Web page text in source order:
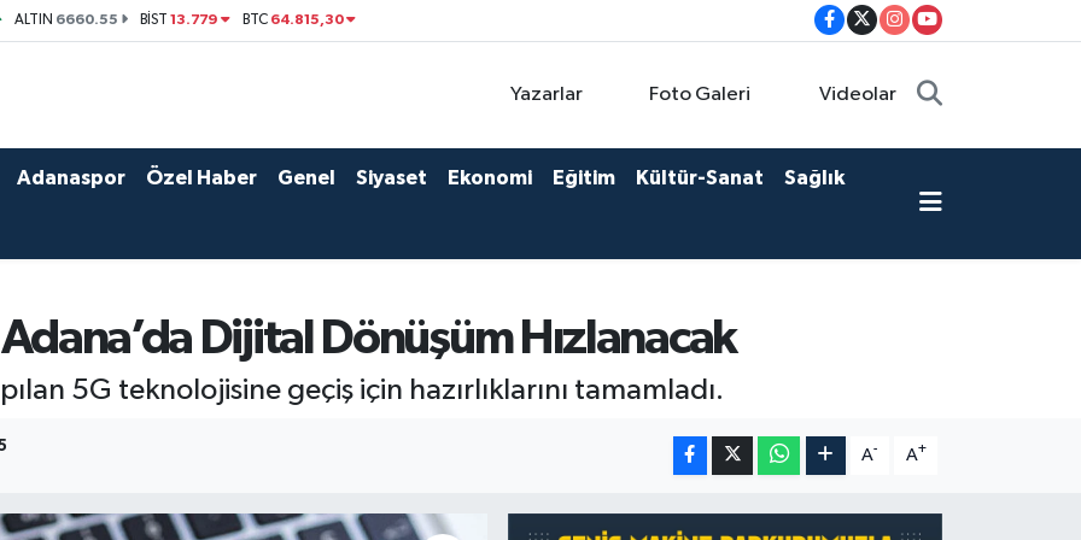
ALTIN 6660.55 BİST13.779 BTC 64.815,30
Yazarlar Foto Galeri Videolar
Adanaspor Özel Haber Genel Siyaset Ekonomi Eğitim Kültür-Sanat Sağlık
Dijital Dönüşüm Hızlanacak
5G teknolojisine geçiş için hazırlıklarını tamamladı.
A- A+